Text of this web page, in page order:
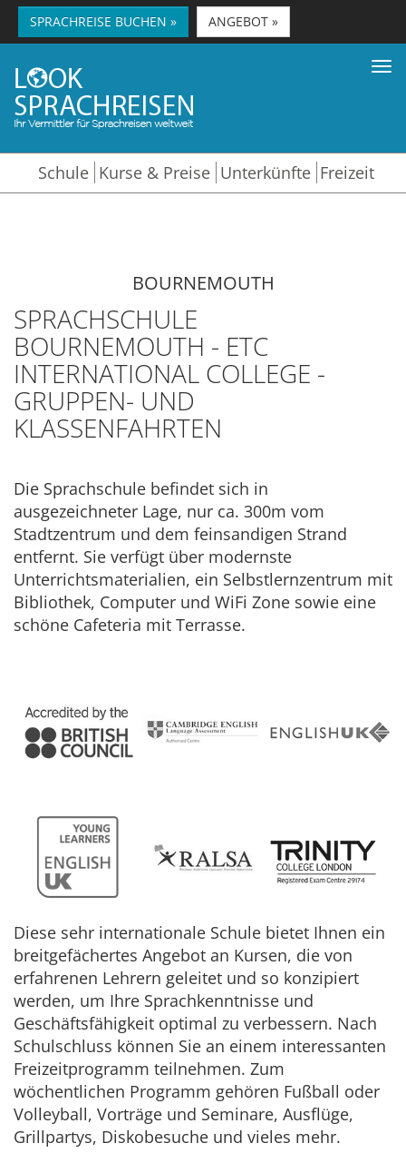
SPRACHREISE BUCHEN » ANGEBOT »
Schule Kurse & Preise Unterkünfte Freizeit
BOURNEMOUTH
SPRACHSCHULE
BOURNEMOUTH - ETC
INTERNATIONAL COLLEGE -
GRUPPEN- UND
KLASSENFAHRTEN
Die Sprachschule befindet sich in
ausgezeichneter Lage, nur ca. 300m vom
Stadtzentrum und dem feinsandigen Strand
entfernt. Sie verfügt über modernste
Unterrichtsmaterialien, ein Selbstlernzentrum mit
Bibliothek, Computer und WiFi Zone sowie eine
schöne Cafeteria mit Terrasse.
Diese sehr internationale Schule bietet Ihnen ein
breitgefächertes Angebot an Kursen, die von
erfahrenen Lehrern geleitet und so konzipiert
werden, um Ihre Sprachkenntnisse und
Geschäftsfähigkeit optimal zu verbessern. Nach
Schulschluss können Sie an einem interessanten
Freizeitprogramm teilnehmen. Zum
wöchentlichen Programm gehören Fußball oder
Volleyball, Vorträge und Seminare, Ausflüge,
Grillpartys, Diskobesuche und vieles mehr.